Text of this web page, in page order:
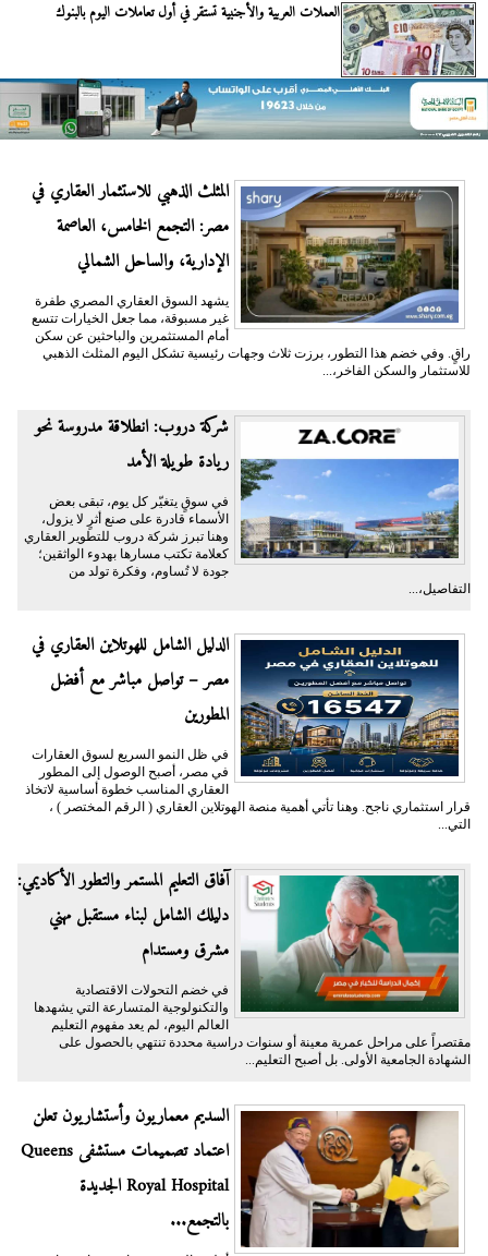
العملات العربية والأجنبية تستقر في أول تعاملات اليوم بالبنوك
المثلث الذهبي للاستثمار العقاري في
مصر: التجمع الخامس، العاصمة
الإدارية، والساحل الشمالي
يشهد السوق العقاري المصري طفرة
غير مسبوقة، مما جعل الخيارات تتسع
أمام المستثمرين والباحثين عن سكن
راقٍ. وفي خضم هذا التطور، برزت ثلاث وجهات رئيسية تشكل اليوم المثلث الذهبي
للاستثمار والسكن الفاخر،...
شركة دروب: انطلاقة مدروسة نحو
ريادة طويلة الأمد
في سوقٍ يتغيّر كل يوم، تبقى بعض
الأسماء قادرة على صنع أثرٍ لا يزول،
وهنا تبرز شركة دروب للتطوير العقاري
كعلامة تكتب مسارها بهدوء الواثقين؛
جودة لا تُساوم، وفكرة تولد من
التفاصيل،...
الدليل الشامل للهوتلاين العقاري في
مصر – تواصل مباشر مع أفضل
المطورين
في ظل النمو السريع لسوق العقارات
في مصر، أصبح الوصول إلى المطور
العقاري المناسب خطوة أساسية لاتخاذ
قرار استثماري ناجح. وهنا تأتي أهمية منصة الهوتلاين العقاري ( الرقم المختصر ) ،
التي...
آفاق التعليم المستمر والتطور الأكاديمي:
دليلك الشامل لبناء مستقبل مهني
مشرق ومستدام
في خضم التحولات الاقتصادية
والتكنولوجية المتسارعة التي يشهدها
العالم اليوم، لم يعد مفهوم التعليم
مقتصراً على مراحل عمرية معينة أو سنوات دراسية محددة تنتهي بالحصول على
الشهادة الجامعية الأولى. بل أصبح التعليم...
السديم معماريون وأستشاريون تعلن
اعتماد تصميمات مستشفى Queens
Royal Hospital الجديدة
بالتجمع...